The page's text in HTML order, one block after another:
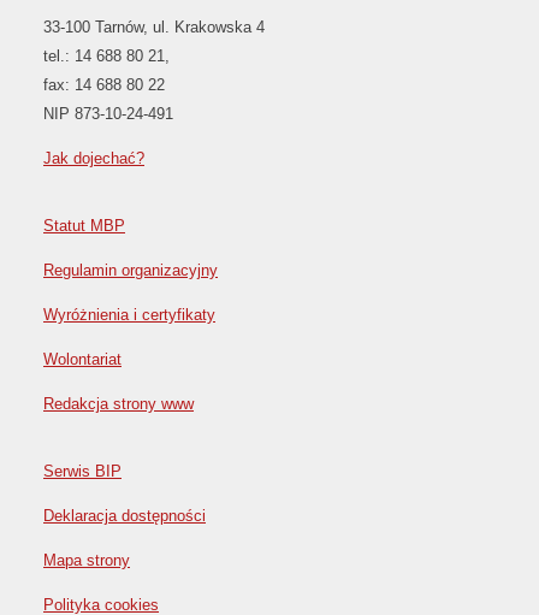
33-100 Tarnów, ul. Krakowska 4
tel.: 14 688 80 21,
fax: 14 688 80 22
NIP 873-10-24-491
Jak dojechać?
Statut MBP
Regulamin organizacyjny
Wyróżnienia i certyfikaty
Wolontariat
Redakcja strony www
Serwis BIP
Deklaracja dostępności
Mapa strony
Polityka cookies